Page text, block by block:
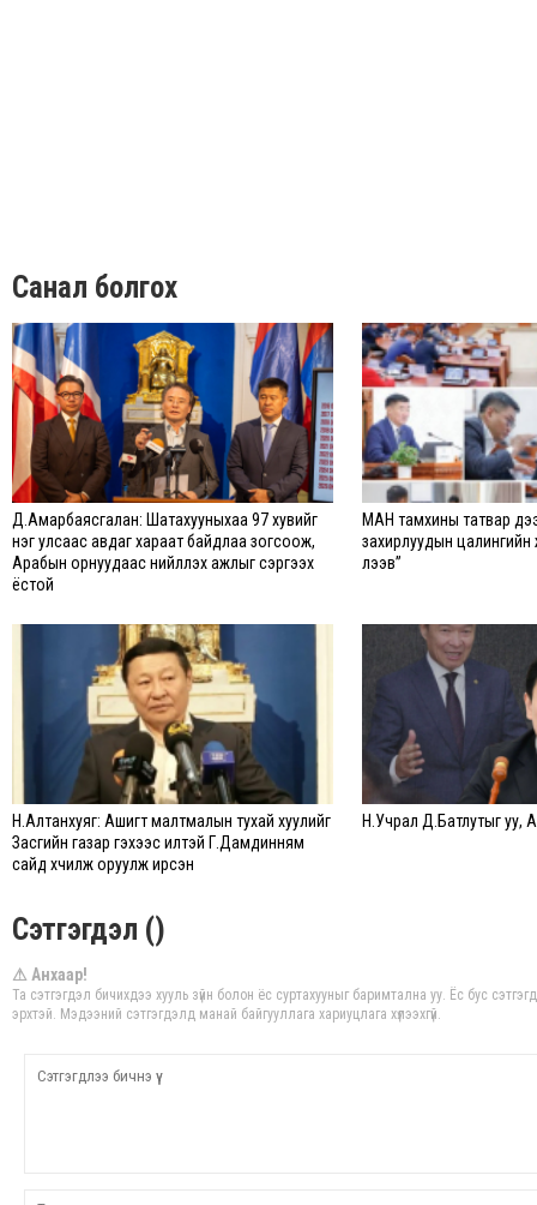
Санал болгох
Д.Амарбаясгалан: Шатахууныхаа 97 хувийг
нэг улсаас авдаг хараат байдлаа зогсоож,
Арабын орнуудаас нийлүүлэх ажлыг сэргээх
ёстой
МАН тамхины татвар
захирлуудын цалингийн
үлээв”
Н.Алтанхуяг: Ашигт малтмалын тухай хуулийг
Засгийн газар гэхээс илүүтэй Г.Дамдинням
сайд хүчилж оруулж ирсэн
Н.Учрал Д.Батлутыг уу,
Сэтгэгдэл ()
⚠ Анхаар!
Та сэтгэгдэл бичихдээ хууль зүйн болон ёс суртахууныг баримтална уу. Ёс бус
эрхтэй. Мэдээний сэтгэгдэлд манай байгууллага хариуцлага хүлээхгүй.